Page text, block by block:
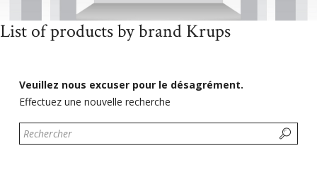
Accueil Marques Krups
List of products by brand Krups
Veuillez nous excuser pour le désagrément.
Effectuez une nouvelle recherche